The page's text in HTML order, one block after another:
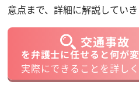
意点まで、詳細に解説していき
交通事故
を弁護士に任せると何が
実際にできることを詳し